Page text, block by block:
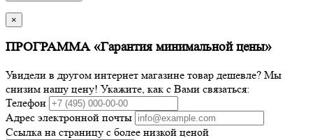
×
ПРОГРАММА «Гарантия минимальной цены»
Увидели в другом интернет магазине товар дешевле? Мы
снизим нашу цену! Укажите, как с Вами связаться:
Телефон
Адрес электронной почты
Ссылка на страницу с более низкой ценой